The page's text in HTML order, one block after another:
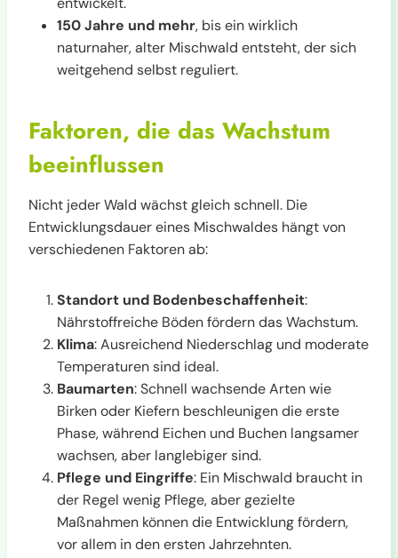
150 Jahre und mehr, bis ein wirklich
naturnaher, alter Mischwald entsteht, der sich
weitgehend selbst reguliert.
Faktoren, die das Wachstum
beeinflussen
Nicht jeder Wald wächst gleich schnell. Die
Entwicklungsdauer eines Mischwaldes hängt von
verschiedenen Faktoren ab:
Standort und Bodenbeschaffenheit:
Nährstoffreiche Böden fördern das Wachstum.
Klima: Ausreichend Niederschlag und moderate
Temperaturen sind ideal.
Baumarten: Schnell wachsende Arten wie
Birken oder Kiefern beschleunigen die erste
Phase, während Eichen und Buchen langsamer
wachsen, aber langlebiger sind.
Pflege und Eingriffe: Ein Mischwald braucht in
der Regel wenig Pflege, aber gezielte
Maßnahmen können die Entwicklung fördern,
vor allem in den ersten Jahrzehnten.